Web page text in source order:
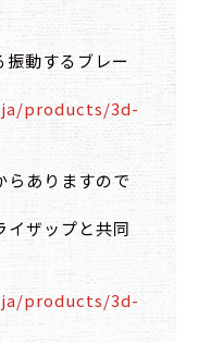
動するブレー
products/3d-
らありますので
イザップと共同
products/3d-